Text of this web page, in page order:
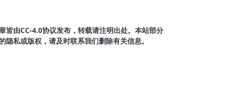
皆由CC-4.0协议发布，转载请注明出处。本站部分
私或版权，请及时联系我们删除有关信息。